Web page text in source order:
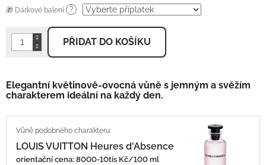
🎁 Dárkové balení ?
PŘIDAT DO KOŠÍKU
Elegantní květinově-ovocná vůně s jemným a svěžím
charakterem ideální na každý den.
LOUIS VUITTON Heures d'Absence
orientační cena: 8000-10tis Kč/100 ml